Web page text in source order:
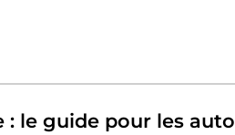
: le guide pour les